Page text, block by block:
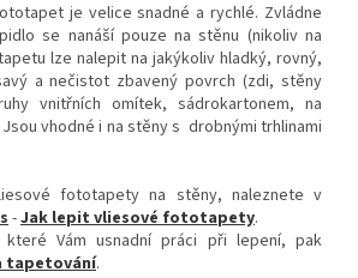
je velice snadné a rychlé. Zvládne
se nanáší pouze na stěnu (nikoliv na
lze nalepit na jakýkoliv hladký, rovný,
a nečistot zbavený povrch (zdi, stěny
vnitřních omítek, sádrokartonem, na
vhodné i na stěny s drobnými trhlinami
fototapety na stěny, naleznete v
-Jak lepit vliesové fototapety.
které Vám usnadní práci při lepení, pak
tapetování.